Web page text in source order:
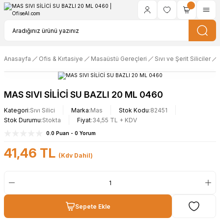
Anasayfa Ofis & Kırtasiye Masaüstü Gereçleri Sıvı ve Şerit Siliciler
MAS SIVI SİLİCİ SU BAZLI 20 ML 0460
Kategori Sıvı Silici Marka Mas Stok Kodu 82451
Stok Durumu Stokta Fiyat 34,55 TL + KDV
0.0 Puan - 0 Yorum
41,46 TL (Kdv Dahil)
Sepete Ekle